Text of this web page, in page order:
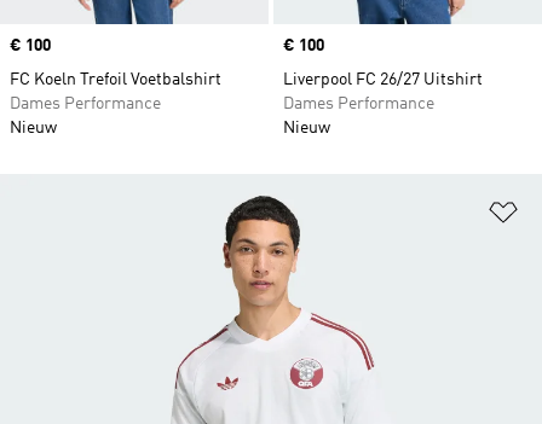
Price
€ 100
FC Koeln Trefoil Voetbalshirt
Dames Performance
Nieuw
Price
€ 100
Liverpool FC 26/27 Uitshirt
Dames Performance
Nieuw